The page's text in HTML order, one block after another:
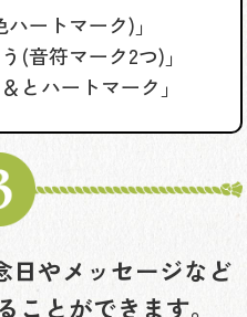
ートマーク)」
(音符マーク2つ)」
とハートマーク」
日やメッセージなど
ことができます。